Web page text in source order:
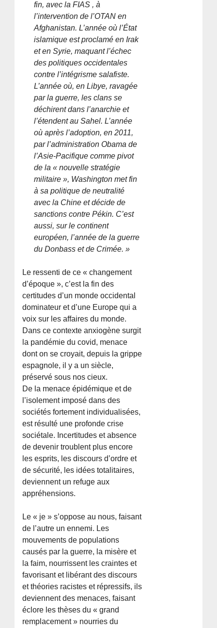
fin, avec la FIAS , à
l’intervention de l’OTAN en
Afghanistan. L’année où l’État
islamique est proclamé en Irak
et en Syrie, maquant l’échec
des politiques occidentales
contre l’intégrisme salafiste.
L’année où, en Libye, ravagée
par la guerre, les clans se
déchirent dans l’anarchie et
l’étendent au Sahel. L’année
où après l’adoption, en 2011,
par l’administration Obama de
l’Asie-Pacifique comme pivot
de la « nouvelle stratégie
militaire », Washington met fin
à sa politique de neutralité
avec la Chine et décide de
sanctions contre Pékin. C’est
aussi, sur le continent
européen, l’année de la guerre
du Donbass et de Crimée. »
Le ressenti de ce « changement
d’époque », c’est la fin des
certitudes d’un monde occidental
dominateur et d’une Europe qui a
voix sur les affaires du monde.
Dans ce contexte anxiogène surgit
la pandémie du covid, menace
dont on se croyait, depuis la grippe
espagnole, il y a un siècle,
préservé sous nos cieux.
De la menace épidémique et de
l’isolement imposé dans des
sociétés fortement individualisées,
est résulté une profonde crise
sociétale. Incertitudes et absence
de devenir troublent plus encore
les esprits, les discours d’ordre et
de sécurité, les idées totalitaires,
deviennent un refuge aux
appréhensions.
Le « je » s’oppose au nous, faisant
de l’autre un ennemi. Les
mouvements de populations
causés par la guerre, la misère et
la faim, nourrissent les craintes et
favorisant et libérant des discours
et théories racistes et répressifs, ils
deviennent des menaces, faisant
éclore les thèses du « grand
remplacement » nourries du